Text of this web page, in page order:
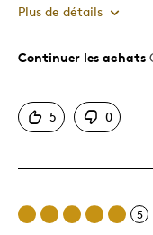
Plus de détails
Le pour
Bonne valeur
Très bonne qualité
Collection
Continuer les achats
5 0
5